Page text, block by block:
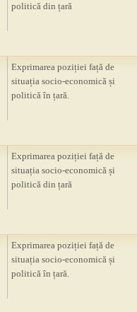
politică din țară
Exprimarea poziției față de
situația socio-economică și
politică în țară.
Exprimarea poziției față de
situația socio-economică și
politică din țară
Exprimarea poziției față de
situația socio-economică și
politică în țară.